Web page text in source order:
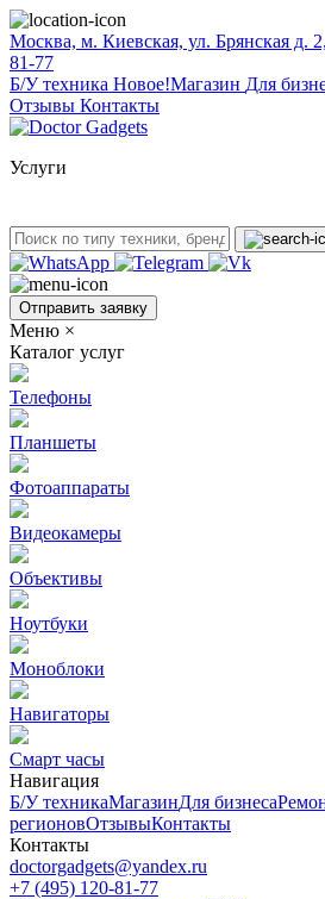
Москва, м. Киевская, ул. Брянская д.
81-77
Б/У техникa Новое!Магазин Для
Отзывы Контакты
Услуги
Отправить заявку
Меню ×
Каталог услуг
Телефоны
Планшеты
Фотоаппараты
Видеокамеры
Объективы
Ноутбуки
Моноблоки
Навигаторы
Смарт часы
Навигация
Б/У техникaМагазинДля бизнеса
регионовОтзывыКонтакты
Контакты
doctorgadgets@yandex.ru
+7 (495) 120-81-77